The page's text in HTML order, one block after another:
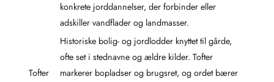
konkrete jorddannelser, der forbinder eller
adskiller vandflader og landmasser.
Tofter
Historiske bolig- og jordlodder knyttet til gårde,
ofte set i stednavne og ældre kilder. Tofter
markerer bopladser og brugsret, og ordet bærer